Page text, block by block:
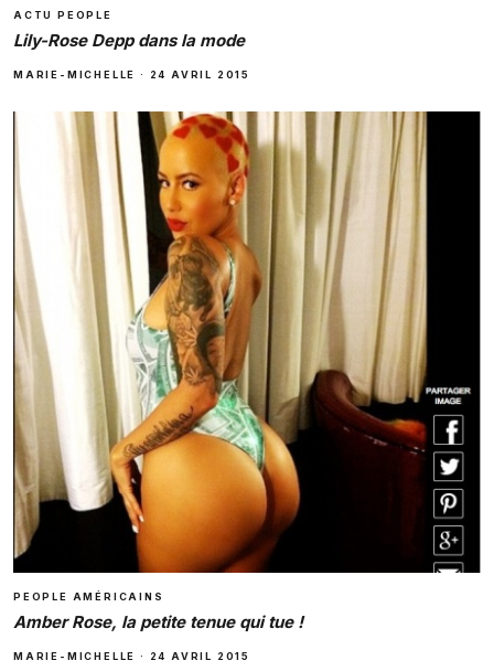
ACTU PEOPLE
Lily-Rose Depp dans la mode
MARIE-MICHELLE · 24 AVRIL 2015
PEOPLE AMÉRICAINS
Amber Rose, la petite tenue qui tue !
MARIE-MICHELLE · 24 AVRIL 2015